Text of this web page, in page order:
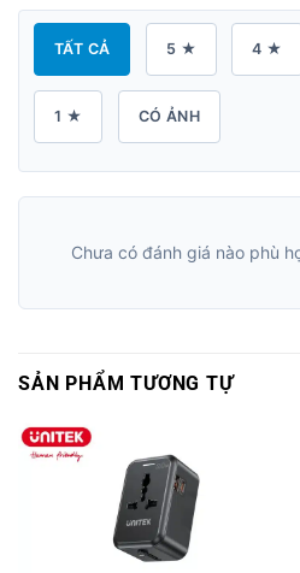
TẤT CẢ 5 ★ 4 ★
1 ★ CÓ ẢNH
Chưa có đánh giá nào phù
SẢN PHẨM TƯƠNG TỰ